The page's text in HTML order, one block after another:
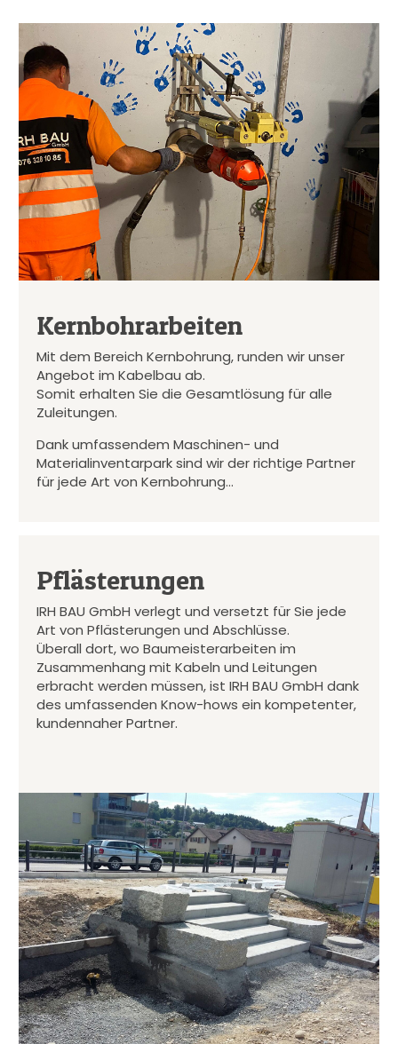
Kernbohrarbeiten
Mit dem Bereich Kernbohrung, runden wir unser
Angebot im Kabelbau ab.
Somit erhalten Sie die Gesamtlösung für alle
Zuleitungen.
Dank umfassendem Maschinen- und
Materialinventarpark sind wir der richtige Partner
für jede Art von Kernbohrung…
Pflästerungen
IRH BAU GmbH verlegt und versetzt für Sie jede
Art von Pflästerungen und Abschlüsse.
Überall dort, wo Baumeisterarbeiten im
Zusammenhang mit Kabeln und Leitungen
erbracht werden müssen, ist IRH BAU GmbH dank
des umfassenden Know-hows ein kompetenter,
kundennaher Partner.